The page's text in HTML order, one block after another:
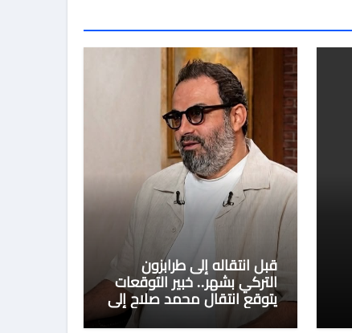
قبل انتقاله إلى طرابزون
التركي بشهر.. خبير التوقعات
يتوقع انتقال محمد صلاح إلى
تركيا